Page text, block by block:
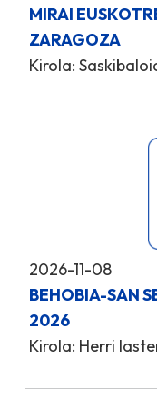
MIRAI
ZARAGOZA
Kirola:
2026-11-08
BEHOBIA-SAN
2026
Kirola: Herri